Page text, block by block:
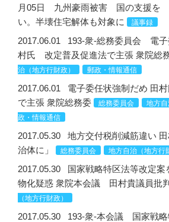
月05日 九州豪雨被害 国の支援を
い。半壊住宅解体も対象に
議事録
2017.06.01
193-衆-総務委員会 電子
村氏 改定普及促進法で主張 衆院総
治（地方行財政）
郵政・情報通信
2017.06.01
電子委任状強制だめ 田
で主張 衆院総務委
総務委員会 地方自
政・情報通信
2017.05.30
地方交付税削減筋違い
治体に」
総務委員会 地方自治（地方行
2017.05.30
国家戦略特区法等改定案
物化疑惑 衆院本会議 田村貴議員批判
（地方行財政）
2017.05.30
193-衆-本会議 国家戦略